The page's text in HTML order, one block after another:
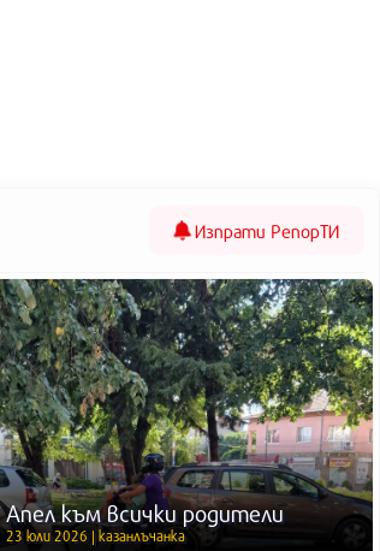
Изпрати РепорТИ
Апел към всички родители
23 юли 2026 | казанлъчанка